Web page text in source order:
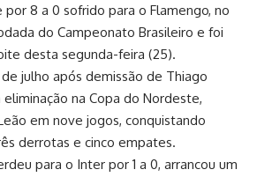
8 a 0 sofrido para o Flamengo, no
do Campeonato Brasileiro e foi
desta segunda-feira (25).
julho após demissão de Thiago
na Copa do Nordeste,
em nove jogos, conquistando
derrotas e cinco empates.
para o Inter por 1 a 0, arrancou um